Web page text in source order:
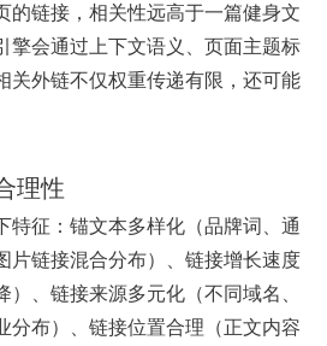
的链接，相关性远高于一篇健身文
擎会通过上下文语义、页面主题标
关外链不仅权重传递有限，还可能
理性
特征：锚文本多样化（品牌词、通
片链接混合分布）、链接增长速度
、链接来源多元化（不同域名、
分布）、链接位置合理（正文内容